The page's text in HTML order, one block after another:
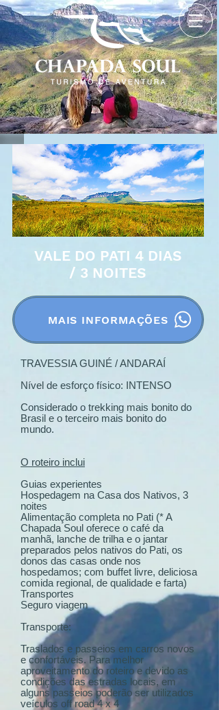
VALE DO PATI 4 DIAS
/ 3 NOITES
MAIS INFORMAÇÕES
TRAVESSIA GUINÉ / ANDARAÍ
Nível de esforço físico: INTENSO
Considerado o trekking mais bonito do
Brasil e o terceiro mais bonito do
mundo.
O roteiro inclui
Guias experientes
Hospedagem na Casa dos Nativos, 3
noites
Alimentação completa no Pati (* A
Chapada Soul oferece o café da
manhã, lanche de trilha e o jantar
preparados pelos nativos do Pati, os
donos das casas onde nos
hospedamos; com buffet livre, deliciosa
comida regional, de qualidade e farta)
Transportes
Seguro viagem
Transporte:
Traslados e passeios em carros novos
e confortáveis. Para melhor
aproveitamento do roteiro e devido as
condições das estradas locais, em
alguns passeios poderão ser utilizados
veículos off road 4 x 4